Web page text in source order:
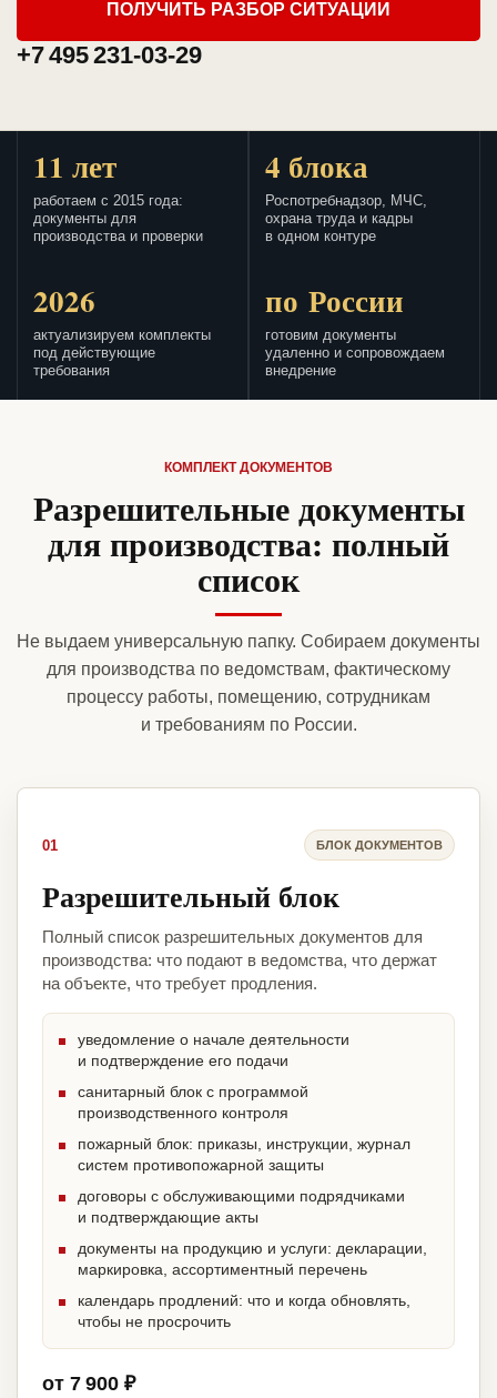
ПОЛУЧИТЬ РАЗБОР СИТУАЦИИ
+7 495 231-03-29
11 лет
работаем с 2015 года:
документы для
производства и проверки
4 блока
Роспотребнадзор, МЧС,
охрана труда и кадры
в одном контуре
2026
актуализируем комплекты
под действующие
требования
по России
готовим документы
удаленно и сопровождаем
внедрение
КОМПЛЕКТ ДОКУМЕНТОВ
Разрешительные документы
для производства: полный
список
Не выдаем универсальную папку. Собираем документы
для производства по ведомствам, фактическому
процессу работы, помещению, сотрудникам
и требованиям по России.
01 БЛОК ДОКУМЕНТОВ
Разрешительный блок
Полный список разрешительных документов для
производства: что подают в ведомства, что держат
на объекте, что требует продления.
уведомление о начале деятельности
и подтверждение его подачи
санитарный блок с программой
производственного контроля
пожарный блок: приказы, инструкции, журнал
систем противопожарной защиты
договоры с обслуживающими подрядчиками
и подтверждающие акты
документы на продукцию и услуги: декларации,
маркировка, ассортиментный перечень
календарь продлений: что и когда обновлять,
чтобы не просрочить
от 7 900 ₽